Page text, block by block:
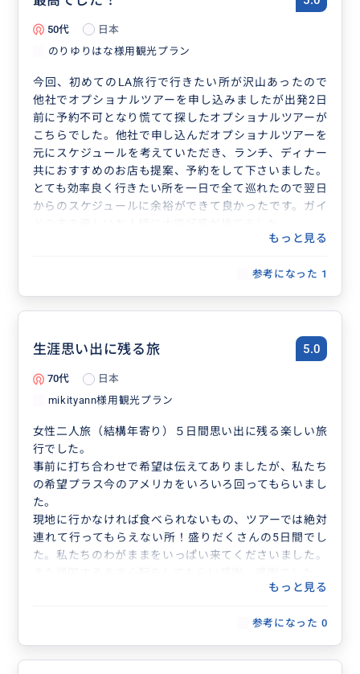
50代
日本
のりゆりはな様用観光プラン
今回、初めてのLA旅行で行きたい所が沢山あったので
他社でオプショナルツアーを申し込みましたが出発2日
前に予約不可となり慌てて探したオプショナルツアーが
こちらでした。他社で申し込んだオプショナルツアーを
元にスケジュールを考えていただき、ランチ、ディナー
共におすすめのお店も提案、予約をして下さいました。
とても効率良く行きたい所を一日で全て巡れたので翌日
からのスケジュールに余裕ができて良かったです。ガイ
とても思い出になる楽しい時間を過ごす事ができまし
もっと見る
参考になった 1
生涯思い出に残る旅 5.0
70代
日本
mikityann様用観光プラン
女性二人旅（結構年寄り）５日間思い出に残る楽しい旅
行でした。
事前に打ち合わせで希望は伝えてありましたが、私たち
の希望プラス今のアメリカをいろいろ回ってもらいまし
た。
現地に行かなければ食べられないもの、ツアーでは絶対
連れて行ってもらえない所！盛りだくさんの5日間でし
た。私たちのわがままをいっぱい来てくださいました。
また行くことがあれば、誰か行く人がいれば絶対に紹介
もっと見る
参考になった 0